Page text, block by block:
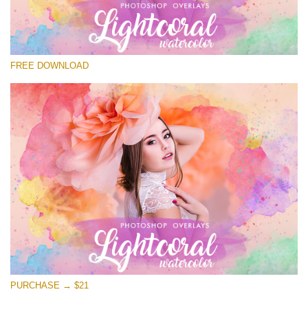
Proszę wybrać
Small 800*533px
Lightcoral Watercolor
(33 Overlays)
Large 6000*4000px
Entire Collection
(1783 Overlays)
Large 6000*4000px
Darmowe Pobieranie
FREE DOWNLOAD
PURCHASE → $21